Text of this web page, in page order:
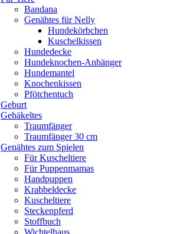
Bandana
Genähtes für Nelly
Hundekörbchen
Kuschelkissen
Hundedecke
Hundeknochen-Anhänger
Hundemantel
Knochenkissen
Pfötchentuch
Geburt
Gehäkeltes
Traumfänger
Traumfänger 30 cm
Genähtes zum Spielen
Für Kuscheltiere
Für Puppenmamas
Handpuppen
Krabbeldecke
Kuscheltiere
Steckenpferd
Stoffbuch
Wichtelhaus